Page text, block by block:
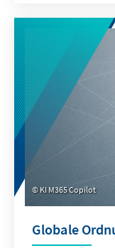
Sabotageakte
wie Recht zur
verdeutlichen:
wird, geraten
Ordnung ins
KI M365 Copilot
Globale